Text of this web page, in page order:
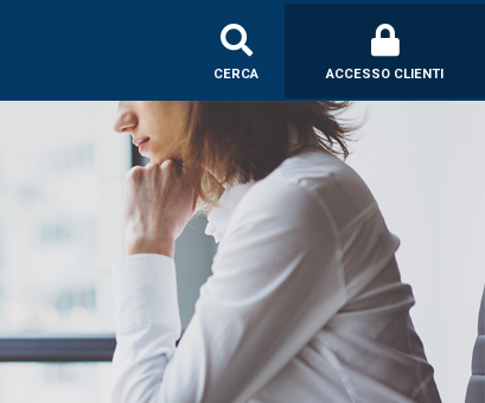
CERCA ACCESSO CLIENTI